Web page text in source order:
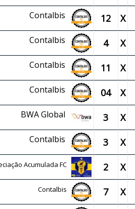
Contalbis 12 X
Contalbis 4 X
Contalbis 11 X
Contalbis 04 X
BWA Global 3 X
Contalbis 3 X
Acumulada FC 2 X
Contalbis 7 X